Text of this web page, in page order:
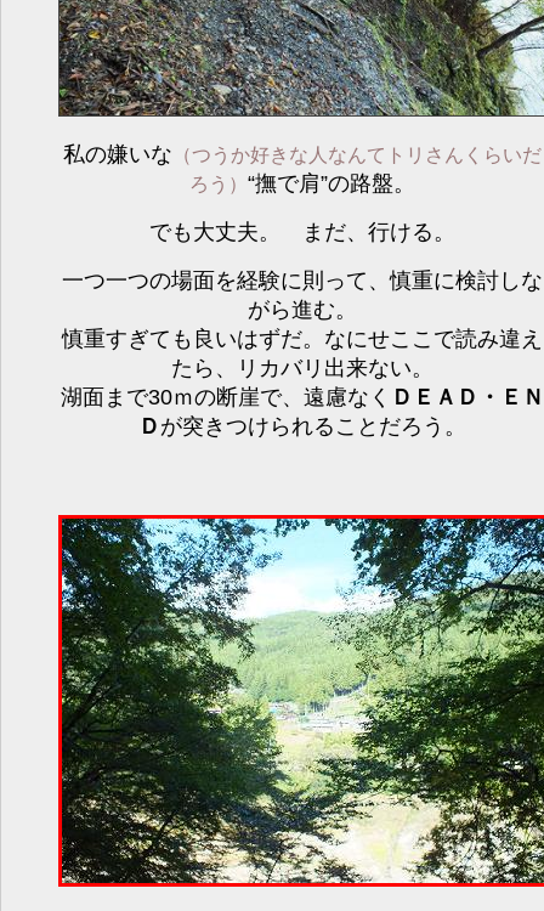
私の嫌いな （つうか好きな人なんてトリさんくらいだ
ろう） “撫で肩”の路盤。
でも大丈夫。 まだ、行ける。
一つ一つの場面を経験に則って、慎重に検討しな
がら進む。
慎重すぎても良いはずだ。なにせここで読み違え
たら、リカバリ出来ない。
湖面まで30ｍの断崖で、遠慮なく ＤＥＡＤ・ＥＮ
Ｄ が突きつけられることだろう。